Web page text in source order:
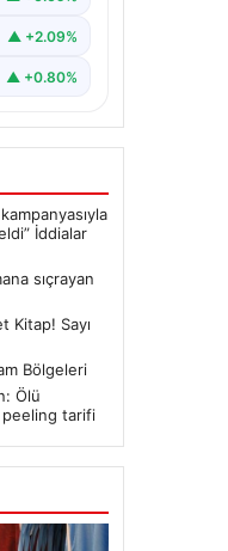
▲ +2.09%
▲ +0.80%
İddialar
sıçrayan
Kitap! Sayı
Bölgeleri
Ölü
peeling tarifi